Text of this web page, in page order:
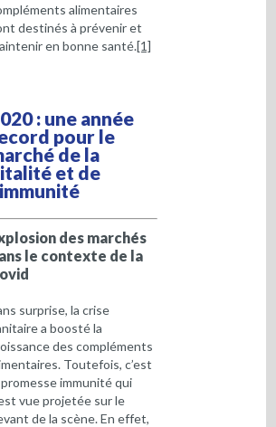
alimentaires
destinés à prévenir et
en bonne santé.[1]
: une année
pour le
de la
et de
des marchés
le contexte de la
surprise, la crise
a boosté la
des compléments
Toutefois, c’est
promesse immunité qui
vue projetée sur le
de la scène. En effet,